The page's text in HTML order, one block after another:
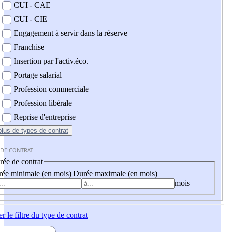
CUI - CAE
CUI - CIE
Engagement à servir dans la réserve
Franchise
Insertion par l'activ.éco.
Portage salarial
Profession commerciale
Profession libérale
Reprise d'entreprise
de types de contrat
CONTRAT
de contrat
minimale (en mois) Durée maximale (en mois)
mois
le filtre du type de contrat